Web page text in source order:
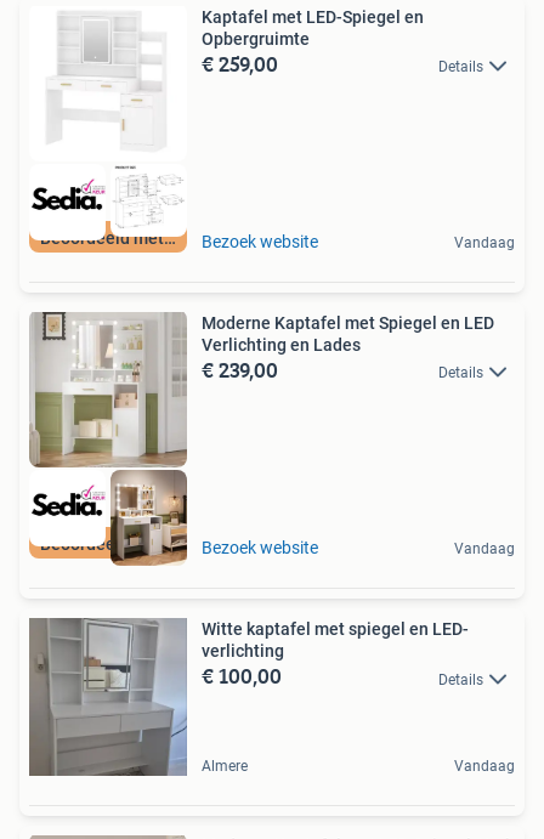
Beoordeeld met 9+
Kaptafel met LED-Spiegel en
Opbergruimte
€ 259,00 Details
Bezoek website Vandaag
Beoordeeld met 9+
Moderne Kaptafel met Spiegel en LED
Verlichting en Lades
€ 239,00 Details
Bezoek website Vandaag
Witte kaptafel met spiegel en LED-
verlichting
€ 100,00 Details
Almere Vandaag